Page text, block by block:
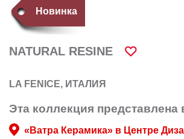
Новинка
NATURAL RESINE
LA FENICE, ИТАЛИЯ
Эта коллекция представлена
«Ватра Керамика» в Центре